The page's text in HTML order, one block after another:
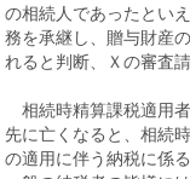
の相続人であったとい
務を承継し、贈与財産
れると判断、Ｘの審査
相続時精算課税適用
先に亡くなると、相続
の適用に伴う納税に係